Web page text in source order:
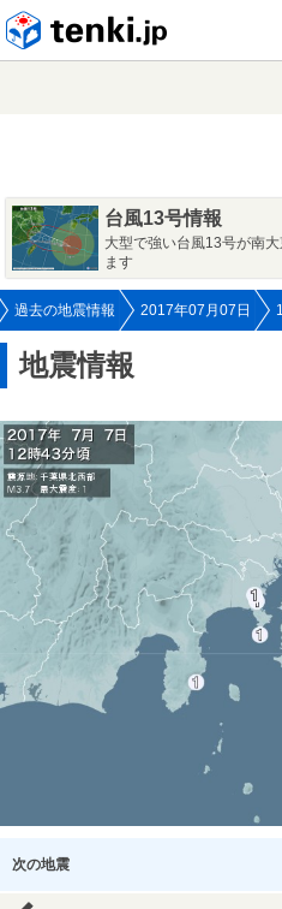
台風13号情報
大型で強い台風13号が南
ます
過去の地震情報 2017年07月07日
地震情報
次の地震